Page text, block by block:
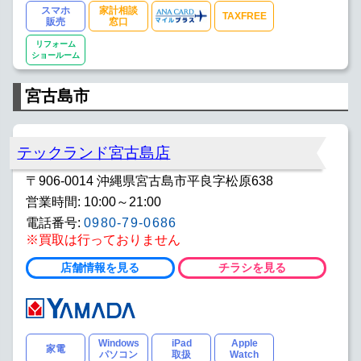
スマホ
販売
家計相談
窓口
TAXFREE
リフォーム
ショールーム
宮古島市
テックランド宮古島店
〒906-0014 沖縄県宮古島市平良字松原638
営業時間: 10:00～21:00
電話番号: 0980-79-0686
※買取は行っておりません
店舗情報を見る チラシを見る
家電
Windows
パソコン
iPad
取扱
Apple
Watch